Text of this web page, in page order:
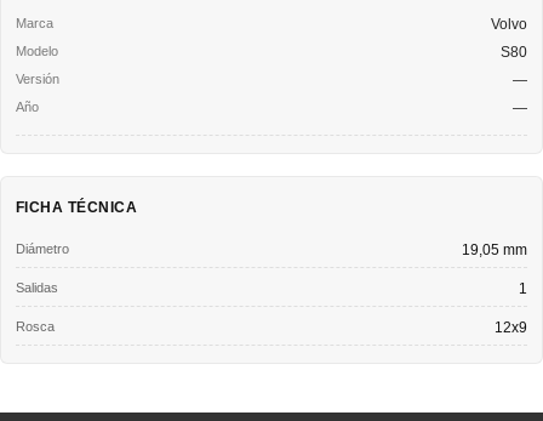
Volvo
S80
—
—
FICHA TÉCNICA
Diámetro 19,05 mm
Salidas 1
Rosca 12x9